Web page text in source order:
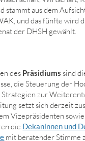
stammt aus dem
und das fünfte wird
der DHSH gewählt.
des Präsidiums sind
die Steuerung der
zur
setzt sich derzeit
Vizepräsidenten
die Dekaninnen und
mit beratender Stimme